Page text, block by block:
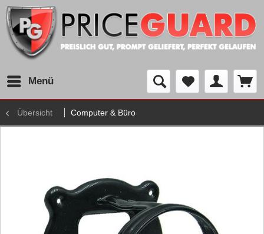
Menü
Übersicht Computer & Büro